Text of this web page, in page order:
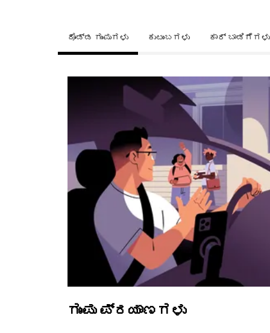
ದೊಡ್ಡ ಗುಂಪುಗಳು ಕುಟುಂಬಗಳು ಕಾರ್ ಬಾಡಿಗೆಗಳು
ಗುಂಪು ಪ್ರಯಾಣಗಳು